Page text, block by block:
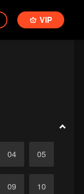
VIP
04 05
09 10